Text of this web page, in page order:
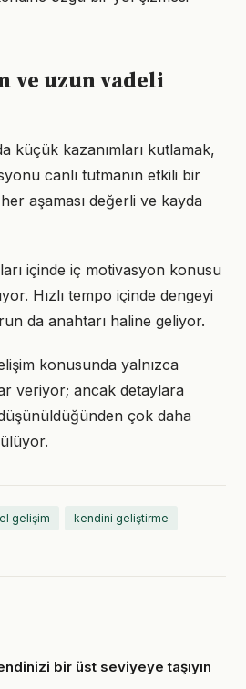
ve uzun vadeli
küçük kazanımları kutlamak,
canlı tutmanın etkili bir
aşaması değerli ve kayda
içinde iç motivasyon konusu
Hızlı tempo içinde dengeyi
da anahtarı haline geliyor.
konusunda yalnızca
veriyor; ancak detaylara
çok daha
gelişim kendini geliştirme
bir üst seviyeye taşıyın